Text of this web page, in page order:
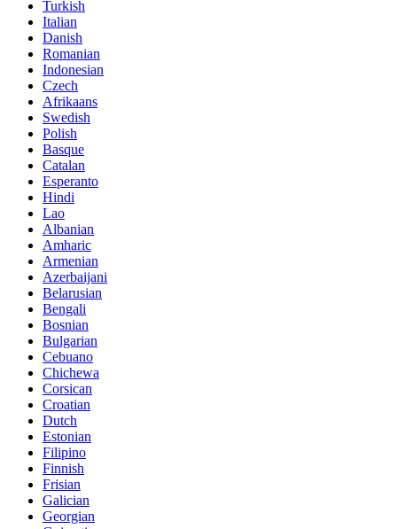
Turkish
Italian
Danish
Romanian
Indonesian
Czech
Afrikaans
Swedish
Polish
Basque
Catalan
Esperanto
Hindi
Lao
Albanian
Amharic
Armenian
Azerbaijani
Belarusian
Bengali
Bosnian
Bulgarian
Cebuano
Chichewa
Corsican
Croatian
Dutch
Estonian
Filipino
Finnish
Frisian
Galician
Georgian